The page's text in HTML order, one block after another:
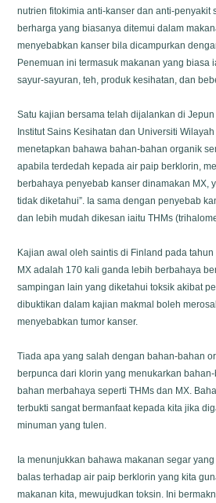
nutrien fitokimia anti-kanser dan anti-penyakit
berharga yang biasanya ditemui dalam
menyebabkan kanser bila dicampurkan
Penemuan ini termasuk makanan yang biasa
sayur-sayuran, teh, produk kesihatan, dan
Satu kajian bersama telah dijalankan di
Institut Sains Kesihatan dan Universiti
menetapkan bahawa bahan-bahan organik
apabila terdedah kepada air paip berklorin,
berbahaya penyebab kanser dinamakan MX,
tidak diketahui”. Ia sama dengan penyebab
dan lebih mudah dikesan iaitu THMs
Kajian awal oleh saintis di Finland pada
MX adalah 170 kali ganda lebih berbahaya
sampingan lain yang diketahui toksik akibat
dibuktikan dalam kajian makmal boleh
menyebabkan tumor kanser.
Tiada apa yang salah dengan bahan-bahan
berpunca dari klorin yang menukarkan
bahan merbahaya seperti THMs dan MX.
terbukti sangat bermanfaat kepada kita jika
minuman yang tulen.
Ia menunjukkan bahawa makanan segar
balas terhadap air paip berklorin yang kita
makanan kita, mewujudkan toksin. Ini